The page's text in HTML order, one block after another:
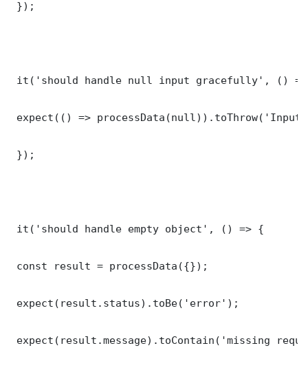
});
it('should handle null input gracefully', ()
expect(() =>
});
it('should handle empty object', () => {
const result = processData({});
expect(result.status).toBe('error');
expect(result.message).toContain('missing